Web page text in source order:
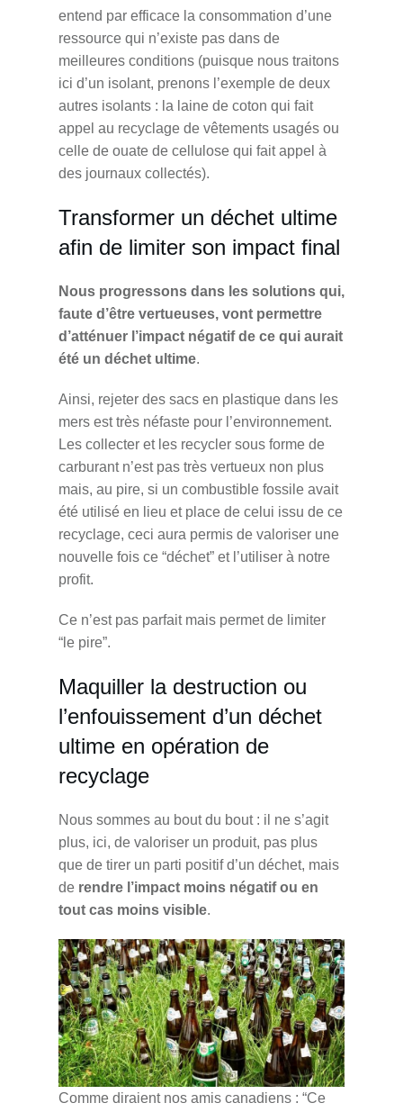
entend par efficace la consommation d’une
ressource qui n’existe pas dans de
meilleures conditions (puisque nous traitons
ici d’un isolant, prenons l’exemple de deux
autres isolants : la laine de coton qui fait
appel au recyclage de vêtements usagés ou
celle de ouate de cellulose qui fait appel à
des journaux collectés).
Transformer un déchet ultime
afin de limiter son impact final
Nous progressons dans les solutions qui,
faute d’être vertueuses, vont permettre
d’atténuer l’impact négatif de ce qui aurait
été un déchet ultime.
Ainsi, rejeter des sacs en plastique dans les
mers est très néfaste pour l’environnement.
Les collecter et les recycler sous forme de
carburant n’est pas très vertueux non plus
mais, au pire, si un combustible fossile avait
été utilisé en lieu et place de celui issu de ce
recyclage, ceci aura permis de valoriser une
nouvelle fois ce “déchet” et l’utiliser à notre
profit.
Ce n’est pas parfait mais permet de limiter
“le pire”.
Maquiller la destruction ou
l’enfouissement d’un déchet
ultime en opération de
recyclage
Nous sommes au bout du bout : il ne s’agit
plus, ici, de valoriser un produit, pas plus
que de tirer un parti positif d’un déchet, mais
de rendre l’impact moins négatif ou en
tout cas moins visible.
Comme diraient nos amis canadiens : “Ce